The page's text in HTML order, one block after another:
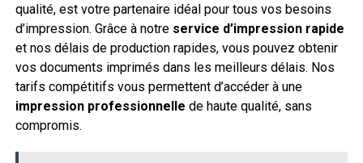
qualité, est votre partenaire idéal pour tous vos besoins
d’impression. Grâce à notre service d’impression rapide
et nos délais de production rapides, vous pouvez obtenir
vos documents imprimés dans les meilleurs délais. Nos
tarifs compétitifs vous permettent d’accéder à une
impression professionnelle de haute qualité, sans
compromis.